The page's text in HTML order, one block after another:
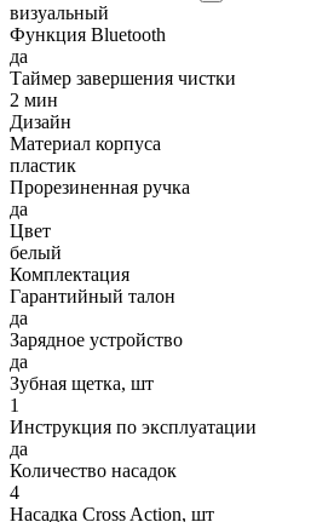
визуальный
Функция Bluetooth
да
Таймер завершения чистки
2 мин
Дизайн
Материал корпуса
пластик
Прорезиненная ручка
да
Цвет
белый
Комплектация
Гарантийный талон
да
Зарядное устройство
да
Зубная щетка, шт
1
Инструкция по эксплуатации
да
Количество насадок
4
Насадка Cross Action, шт